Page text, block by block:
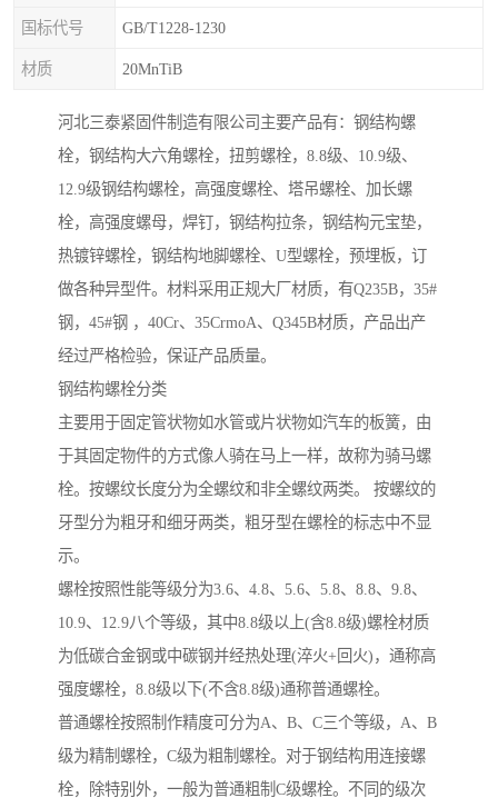
国标代号 GB/T1228-1230
材质 20MnTiB
河北三泰紧固件制造有限公司主要产品有：钢结构螺
栓，钢结构大六角螺栓，扭剪螺栓，8.8级、10.9级、
12.9级钢结构螺栓，高强度螺栓、塔吊螺栓、加长螺
栓，高强度螺母，焊钉，钢结构拉条，钢结构元宝垫，
热镀锌螺栓，钢结构地脚螺栓、U型螺栓，预埋板，订
做各种异型件。材料采用正规大厂材质，有Q235B，35#
钢，45#钢 ，40Cr、35CrmoA、Q345B材质，产品出产
经过严格检验，保证产品质量。
钢结构螺栓分类
主要用于固定管状物如水管或片状物如汽车的板簧，由
于其固定物件的方式像人骑在马上一样，故称为骑马螺
栓。按螺纹长度分为全螺纹和非全螺纹两类。 按螺纹的
牙型分为粗牙和细牙两类，粗牙型在螺栓的标志中不显
示。
螺栓按照性能等级分为3.6、4.8、5.6、5.8、8.8、9.8、
10.9、12.9八个等级，其中8.8级以上(含8.8级)螺栓材质
为低碳合金钢或中碳钢并经热处理(淬火+回火)，通称高
强度螺栓，8.8级以下(不含8.8级)通称普通螺栓。
普通螺栓按照制作精度可分为A、B、C三个等级，A、B
级为精制螺栓，C级为粗制螺栓。对于钢结构用连接螺
栓，除特别外，一般为普通粗制C级螺栓。不同的级次